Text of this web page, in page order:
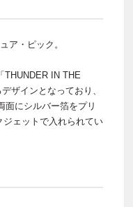
ア・ピック。
THUNDER IN THE
ザインとなっており、
面にシルバー箔をプリ
ジェットで入れられてい